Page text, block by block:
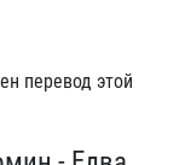
перевод этой